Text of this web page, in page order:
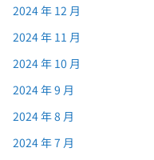
2024 年 12 月
2024 年 11 月
2024 年 10 月
2024 年 9 月
2024 年 8 月
2024 年 7 月